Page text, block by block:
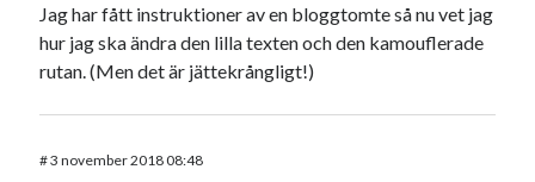
Jag har fått instruktioner av en bloggtomte så nu vet jag
hur jag ska ändra den lilla texten och den kamouflerade
rutan. (Men det är jättekrångligt!)
#3 november 2018 08:48